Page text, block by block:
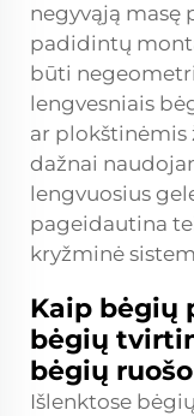
negyvąją masę
padidintų
būti
lengvesniais
ar plokštinėmis
dažnai
lengvuosius
pageidautina
kryžminė
Kaip bėgių
bėgių
bėgių
Išlenktose